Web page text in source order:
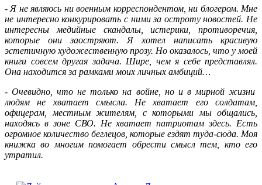
- Я не являюсь ни военным корреспондентом, ни блогером. Мне
не интересно конкурировать с ними за остроту новостей. Не
интересны медийные скандалы, истерики, противоречия,
которые они заостряют. Я хотел написать красивую
эстетичную художественную прозу. Но оказалось, что у моей
книги совсем другая задача. Шире, чем я себе представлял.
Она находится за рамками моих личных амбиций…
-Очевидно, что не только на войне, но и в мирной жизни
людям не хватает смысла. Не хватает его солдатам,
офицерам, местным жителям, с которыми мы общались,
находясь в зоне СВО. Не хватает патриотам здесь. Есть
огромное количество беглецов, которые ездят туда-сюда. Моя
книжка во многим помогает обрести смысл тем, кто его
утратил.